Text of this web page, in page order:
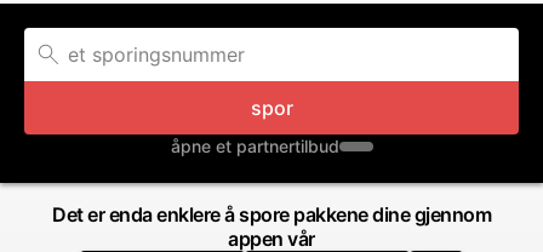
spor
åpne et partnertilbud
Det er enda enklere å spore pakkene dine gjennom
appen vår